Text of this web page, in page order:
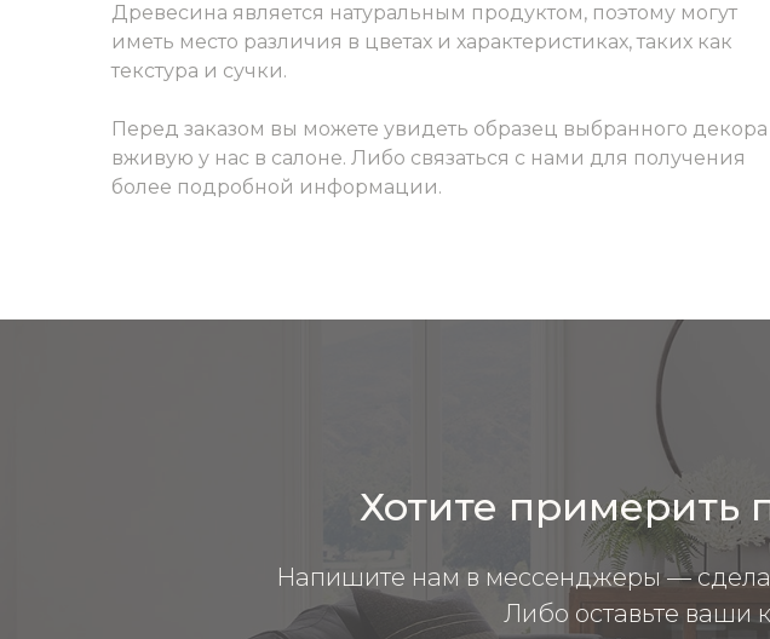
Древесина является натуральным продуктом, поэтому могут
иметь место различия в цветах и характеристиках, таких как
текстура и сучки.
Перед заказом вы можете увидеть образец выбранного декора
вживую у нас в салоне. Либо связаться с нами для получения
более подробной информации.
Хотите примерить
Напишите нам в мессенджеры —
Либо оставьте ваши